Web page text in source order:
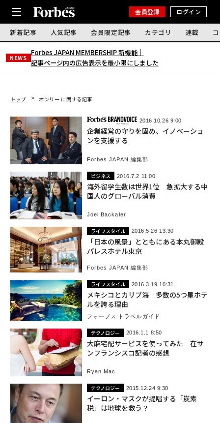
会員登録 ログイン
新着記事 人気記事 会員限定記事 カテゴリ 連載
NEWS
Forbes JAPAN MEMBERSHIP 新機能｜
記事ページ内の広告表示を最小限にしました
トップ オンリー に関する記事
2016.10.26 9:00
企業経営の守りを固め、イノベーショ
ンを支援する
Forbes JAPAN 編集部
ビジネス 2016.7.2 11:00
海外留学生数は世界1位 急拡大する中
国人のグローバル消費
Joel Backaler
ライフスタイル 2016.5.26 13:30
「日本の風景」とともにある本丸御殿
パレスホテル東京
Forbes JAPAN 編集部
ライフスタイル 2016.3.19 10:31
メキシコとカリブ海 多数の5つ星ホテ
ルを誇る理由
フォーブス トラベルガイド
テクノロジー 2016.1.1 8:50
大麻宅配サービスを使ってみた 在サ
ンフランシスコ記者の感想
Ryan Mac
テクノロジー 2015.12.24 9:30
イーロン・マスクが提唱する「炭素
税」は地球を救う？